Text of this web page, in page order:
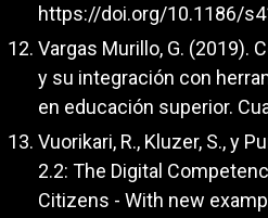
https://doi.org/10.1186/
Vargas Murillo, G. (2019).
y su integración con
en educación superior.
Vuorikari, R., Kluzer, S., y
2.2: The Digital
Citizens - With new